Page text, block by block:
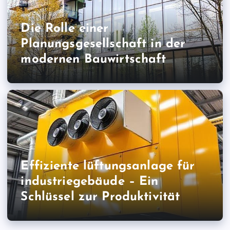
Die Rolle einer
Planungsgesellschaft in der
modernen Bauwirtschaft
Effiziente lüftungsanlage für
industriegebäude – Ein
Schlüssel zur Produktivität